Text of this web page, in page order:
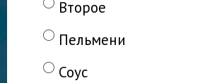
Второе
Пельмени
Соус